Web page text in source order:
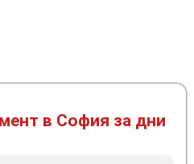
в София за дни